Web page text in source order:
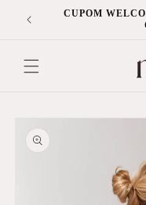
para o
CUPOM
informações
do produto